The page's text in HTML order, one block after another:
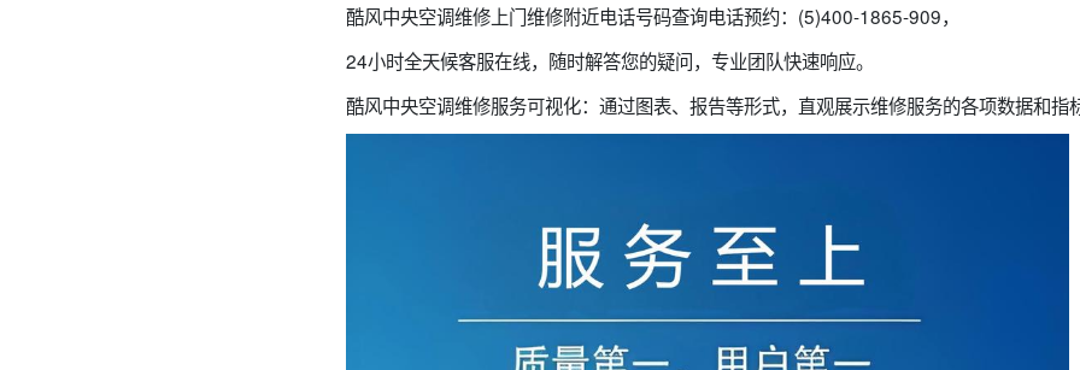
酷风中央空调维修上门维修附近电话号码查询电话预约：(5)400-1865-909，
24小时全天候客服在线，随时解答您的疑问，专业团队快速响应。
酷风中央空调维修服务可视化：通过图表、报告等形式，直观展示维修服务的各项数据和指